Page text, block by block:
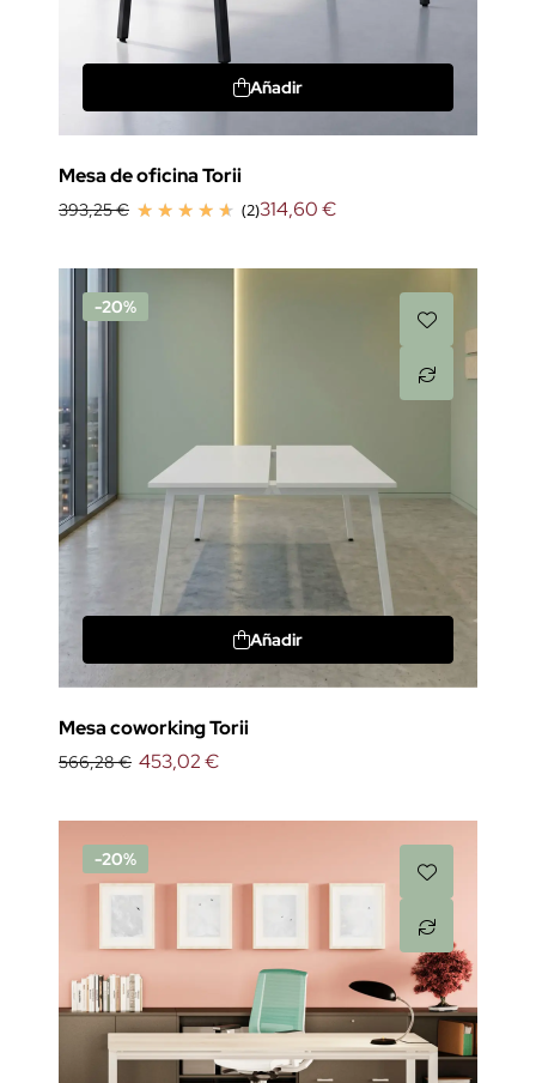
Añadir
Mesa de oficina Torii
393,25 € (2)314,60 €
-20%
Añadir
Mesa coworking Torii
566,28 € 453,02 €
-20%